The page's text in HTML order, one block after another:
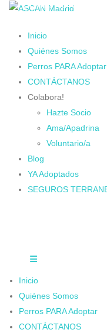
Inicio
Quiénes Somos
Perros PARA Adoptar
CONTÁCTANOS
Colabora!
Hazte Socio
Ama/Apadrina
Voluntario/a
Blog
YA Adoptados
SEGUROS
Inicio
Quiénes Somos
Perros PARA Adoptar
CONTÁCTANOS
Cambiando